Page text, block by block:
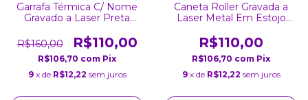
Garrafa Térmica C/ Nome
Gravado a Laser Preta
800Ml
R$160,00 R$110,00
R$106,70 com Pix
9 x de R$12,22 sem juros
Caneta Roller Gravada a
Laser Metal Em Estojo
R$110,00
R$106,70 com Pix
9 x de R$12,22 sem juros